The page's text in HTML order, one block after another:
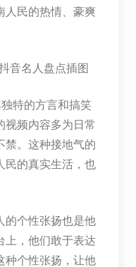
人民的热情、豪爽
特的方言和搞笑
视频内容多为日常
禁。这种接地气的
民的真实生活，也
的个性张扬也是他
上，他们敢于表达
种个性张扬，让他